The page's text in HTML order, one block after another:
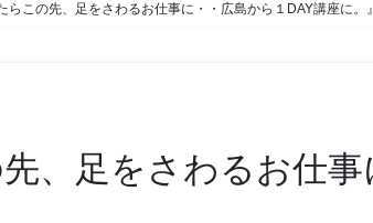
らこの先、足をさわるお仕事に・・広島から１DAY講座に。』